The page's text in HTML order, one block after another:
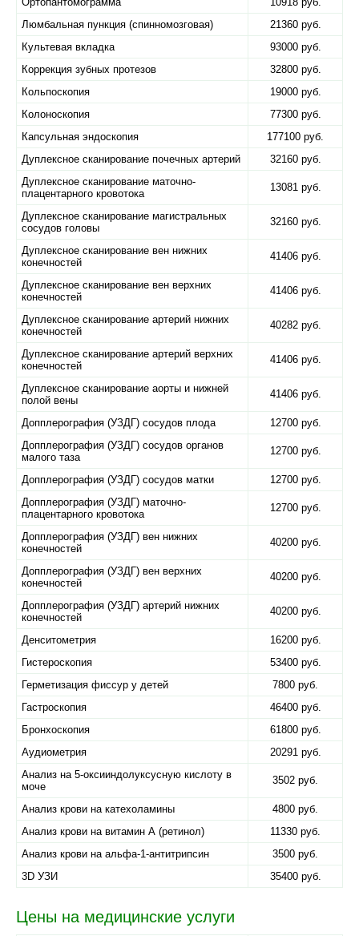
Люмбальная пункция (спинномозговая)
21360 руб.
Культевая вкладка
93000 руб.
Коррекция зубных протезов
32800 руб.
Кольпоскопия
19000 руб.
Колоноскопия
77300 руб.
Капсульная эндоскопия
177100 руб.
Дуплексное сканирование почечных артерий
32160 руб.
Дуплексное сканирование маточно-
плацентарного кровотока
13081 руб.
Дуплексное сканирование магистральных
сосудов головы
32160 руб.
Дуплексное сканирование вен нижних
конечностей
41406 руб.
Дуплексное сканирование вен верхних
конечностей
41406 руб.
Дуплексное сканирование артерий нижних
конечностей
40282 руб.
Дуплексное сканирование артерий верхних
конечностей
41406 руб.
Дуплексное сканирование аорты и нижней
полой вены
41406 руб.
Допплерография (УЗДГ) сосудов плода
12700 руб.
Допплерография (УЗДГ) сосудов органов
малого таза
12700 руб.
Допплерография (УЗДГ) сосудов матки
12700 руб.
Допплерография (УЗДГ) маточно-
плацентарного кровотока
12700 руб.
Допплерография (УЗДГ) вен нижних
конечностей
40200 руб.
Допплерография (УЗДГ) вен верхних
конечностей
40200 руб.
Допплерография (УЗДГ) артерий нижних
конечностей
40200 руб.
Денситометрия
16200 руб.
Гистероскопия
53400 руб.
Герметизация фиссур у детей
7800 руб.
Гастроскопия
46400 руб.
Бронхоскопия
61800 руб.
Аудиометрия
20291 руб.
Анализ на 5-оксииндолуксусную кислоту в
моче
3502 руб.
Анализ крови на катехоламины
4800 руб.
Анализ крови на витамин А (ретинол)
11330 руб.
Анализ крови на альфа-1-антитрипсин
3500 руб.
3D УЗИ
35400 руб.
Цены на медицинские услуги